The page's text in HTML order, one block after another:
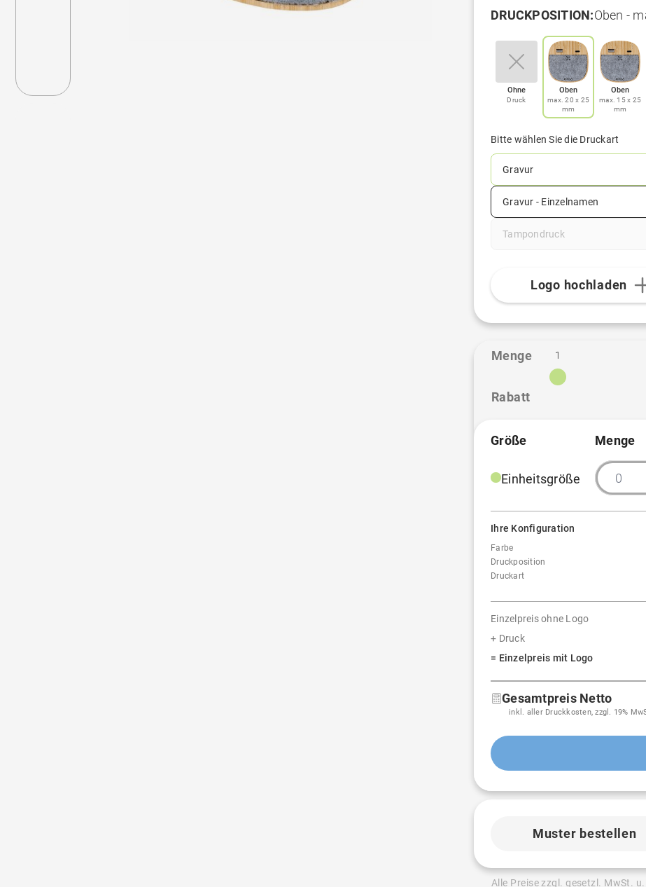
DRUCKPOSITION:Oben -
Ohne
Druck
Oben
max. 20 x 25
mm
Oben
max. 15 x 25
mm
Bitte wählen Sie die Druckart
Gravur
Gravur - Einzelnamen
Tampondruck
Logo hochladen
Menge
Rabatt
1
Größe Menge
Einheitsgröße
Ihre Konfiguration
Farbe
Druckposition
Druckart
Einzelpreis ohne Logo
+ Druck
= Einzelpreis mit Logo
Gesamtpreis Netto
inkl. aller Druckkosten, zzgl. 19%
Muster bestellen
Alle Preise zzgl. gesetzl. MwSt.